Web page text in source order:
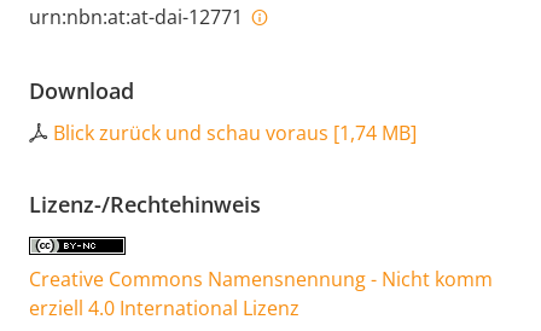
urn:nbn:at:at-dai-12771
Download
Blick zurück und schau voraus [1,74 MB]
Lizenz-/Rechtehinweis
Creative Commons Namensnennung - Nicht komm
erziell 4.0 International Lizenz